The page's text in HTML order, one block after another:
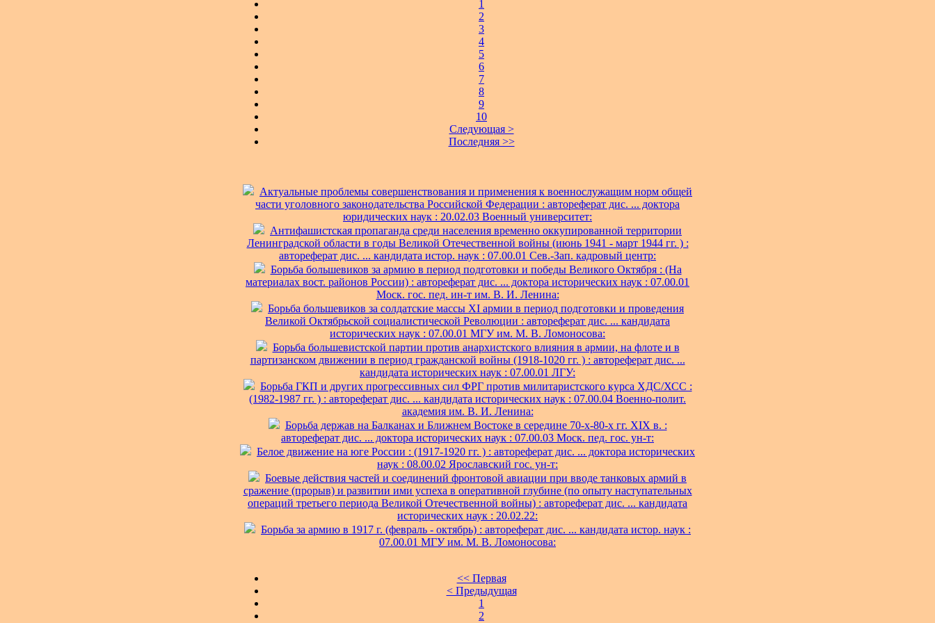
1
2
3
4
5
6
7
8
9
10
Следующая >
Последняя >>
Актуальные проблемы совершенствования и применения к военнослужащим норм общей
части уголовного законодательства Российской Федерации : автореферат дис. ... доктора
юридических наук : 20.02.03 Военный университет:
Антифашистская пропаганда среди населения временно оккупированной территории
Ленинградской области в годы Великой Отечественной войны (июнь 1941 - март 1944 гг. ) :
автореферат дис. ... кандидата истор. наук : 07.00.01 Сев.-Зап. кадровый центр:
Борьба большевиков за армию в период подготовки и победы Великого Октября : (На
материалах вост. районов России) : автореферат дис. ... доктора исторических наук : 07.00.01
Моск. гос. пед. ин-т им. В. И. Ленина:
Борьба большевиков за солдатские массы XI армии в период подготовки и проведения
Великой Октябрьской социалистической Революции : автореферат дис. ... кандидата
исторических наук : 07.00.01 МГУ им. М. В. Ломоносова:
Борьба большевистской партии против анархистского влияния в армии, на флоте и в
партизанском движении в период гражданской войны (1918-1020 гг. ) : автореферат дис. ...
кандидата исторических наук : 07.00.01 ЛГУ:
Борьба ГКП и других прогрессивных сил ФРГ против милитаристского курса ХДС/ХСС :
(1982-1987 гг. ) : автореферат дис. ... кандидата исторических наук : 07.00.04 Военно-полит.
академия им. В. И. Ленина:
Борьба держав на Балканах и Ближнем Востоке в середине 70-х-80-х гг. XIX в. :
автореферат дис. ... доктора исторических наук : 07.00.03 Моск. пед. гос. ун-т:
Белое движение на юге России : (1917-1920 гг. ) : автореферат дис. ... доктора исторических
наук : 08.00.02 Ярославский гос. ун-т:
Боевые действия частей и соединений фронтовой авиации при вводе танковых армий в
сражение (прорыв) и развитии ими успеха в оперативной глубине (по опыту наступательных
операций третьего периода Великой Отечественной войны) : автореферат дис. ... кандидата
исторических наук : 20.02.22:
Борьба за армию в 1917 г. (февраль - октябрь) : автореферат дис. ... кандидата истор. наук :
07.00.01 МГУ им. М. В. Ломоносова:
<< Первая
< Предыдущая
1
2